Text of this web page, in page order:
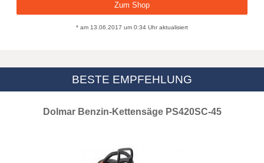
Zum Shop
* am 13.06.2017 um 0:34 Uhr aktualisiert
BESTE EMPFEHLUNG
Dolmar Benzin-Kettensäge PS420SC-45